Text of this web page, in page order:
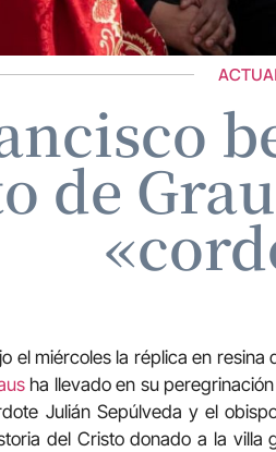
de
el miércoles la réplica en
ha llevado en su
Julián Sepúlveda y el
del Cristo donado a la